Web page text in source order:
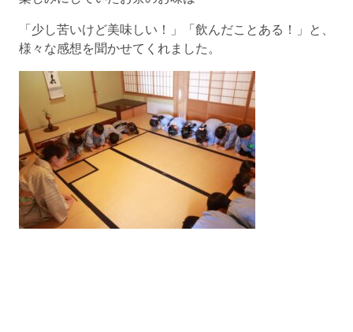
「少し苦いけど美味しい！」「飲んだことある！」と、
様々な感想を聞かせてくれました。